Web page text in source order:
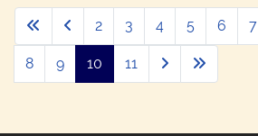
2 3 4 5 6 7
8 9 10 11